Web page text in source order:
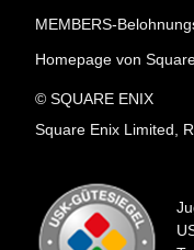
MEMBERS-
Homepage von
© SQUARE ENIX
Square Enix Limited,